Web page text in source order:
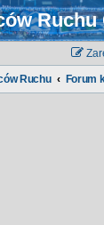
Ruchu
Ruchu Forum